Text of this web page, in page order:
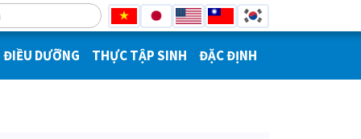
ĐIỀU DƯỠNG THỰC TẬP SINH ĐẶC ĐỊNH